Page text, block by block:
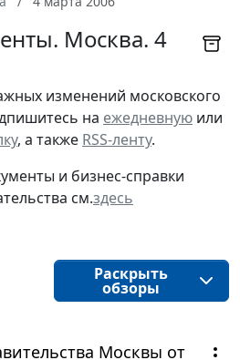
Москва. 4
изменений московского
на ежедневную или
, а также RSS-ленту.
и бизнес-справки
см.здесь
Раскрыть
обзоры
Москвы от